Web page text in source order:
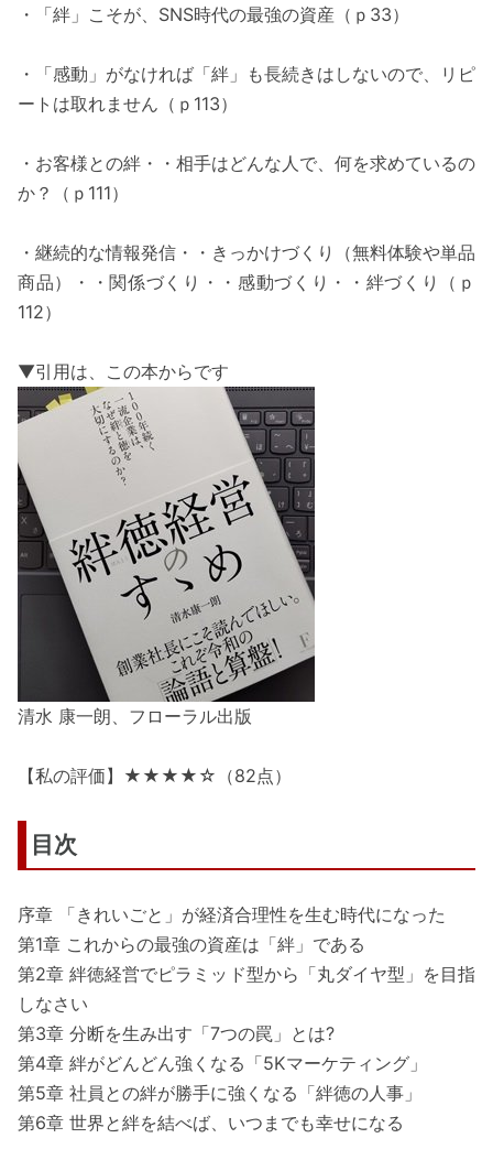
・「絆」こそが、SNS時代の最強の資産（ｐ33）
・「感動」がなければ「絆」も長続きはしないので、リピ
ートは取れません（ｐ113）
・お客様との絆・・相手はどんな人で、何を求めているの
か？（ｐ111）
・継続的な情報発信・・きっかけづくり（無料体験や単品
商品）・・関係づくり・・感動づくり・・絆づくり（ｐ
112）
▼引用は、この本からです
清水 康一朗、フローラル出版
【私の評価】★★★★☆（82点）
目次
序章 「きれいごと」が経済合理性を生む時代になった
第1章 これからの最強の資産は「絆」である
第2章 絆徳経営でピラミッド型から「丸ダイヤ型」を目指
しなさい
第3章 分断を生み出す「7つの罠」とは?
第4章 絆がどんどん強くなる「5Kマーケティング」
第5章 社員との絆が勝手に強くなる「絆徳の人事」
第6章 世界と絆を結べば、いつまでも幸せになる